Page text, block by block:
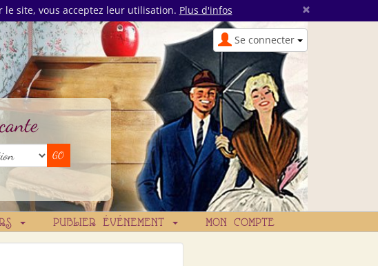
le site, vous acceptez leur utilisation. Plus d'infos ×
Se connecter
PUBLIER ÉVÉNEMENT MON COMPTE